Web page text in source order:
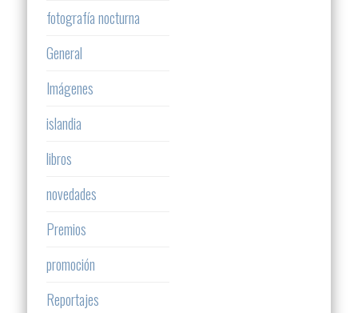
fotografía nocturna
General
Imágenes
islandia
libros
novedades
Premios
promoción
Reportajes